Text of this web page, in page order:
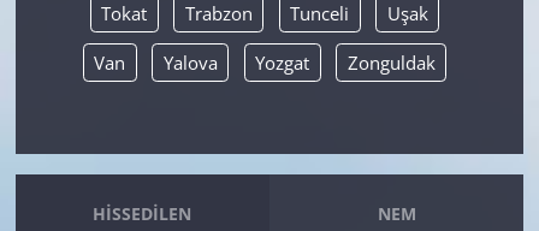
Tokat Trabzon Tunceli Uşak
Van Yalova Yozgat Zonguldak
HISSEDILEN NEM